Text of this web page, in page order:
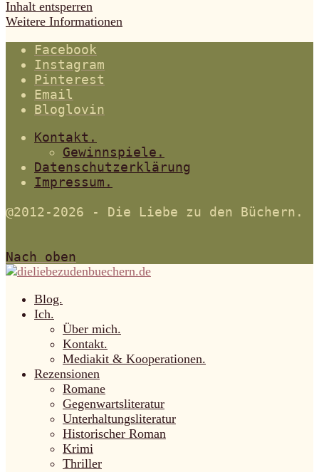
Inhalt entsperren
Weitere Informationen
Facebook
Instagram
Pinterest
Email
Bloglovin
Kontakt.
Gewinnspiele.
Datenschutzerklärung
Impressum.
@2012-2026 - Die Liebe zu den Büchern.
Nach oben
Blog.
Ich.
Über mich.
Kontakt.
Mediakit & Kooperationen.
Rezensionen
Romane
Gegenwartsliteratur
Unterhaltungsliteratur
Historischer Roman
Krimi
Thriller